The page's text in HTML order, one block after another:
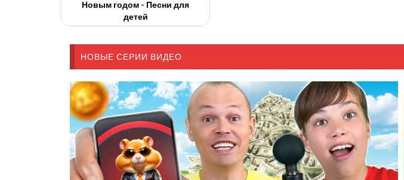
Новым годом - Песни для
детей
НОВЫЕ СЕРИИ ВИДЕО